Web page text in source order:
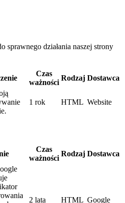
sprawnego działania naszej strony
Czas
ważności
Rodzaj Dostawca
1 rok HTML Website
Czas
ważności
Rodzaj Dostawca
2 lata HTML Google